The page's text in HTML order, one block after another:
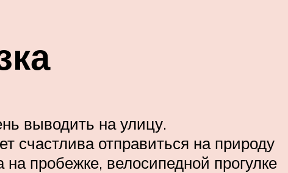
выводить на улицу.
счастлива отправиться на природу
пробежке, велосипедной прогулке